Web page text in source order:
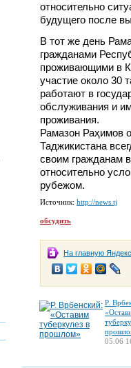
относительно
будущего после
В тот же день
гражданами
проживающими в
участие около 30
работают в
обслуживания и
проживания.
Рамазон Раҳимов
Таджикистана
своим гражданам
относительно
рубежом.
Источник: http://news.tj
обсудить
На главную
Р.
05.06